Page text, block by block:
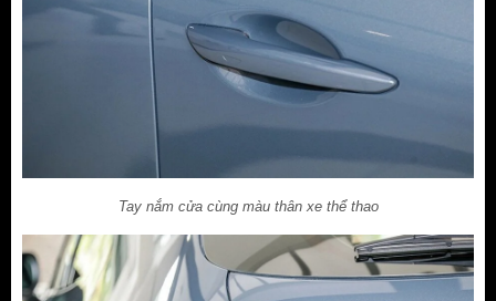
Tay nắm cửa cùng màu thân xe thể thao